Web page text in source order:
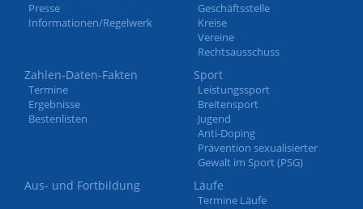
Presse
Informationen/Regelwerk
Geschäftsstelle
Kreise
Vereine
Rechtsausschuss
Zahlen-Daten-Fakten
Termine
Ergebnisse
Bestenlisten
Sport
Leistungssport
Breitensport
Jugend
Anti-Doping
Prävention sexualisierter
Gewalt im Sport (PSG)
Aus- und Fortbildung Läufe
Termine Läufe